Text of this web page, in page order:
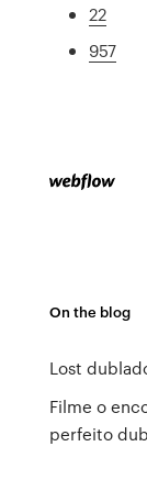
22
957
On the blog
Lost
Filme o
perfeito